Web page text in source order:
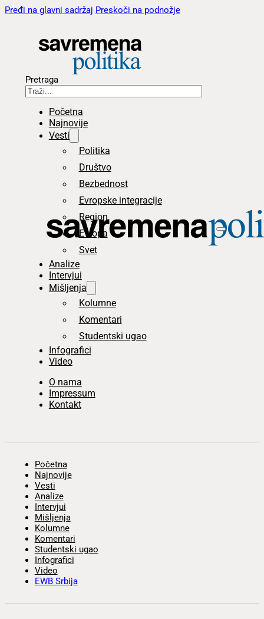
Pređi na glavni sadržaj Preskoči na podnožje
Pretraga
Početna
Najnovije
Vesti
Politika
Društvo
Bezbednost
Evropske integracije
Region
Evropa
Svet
Analize
Intervjui
Mišljenja
Kolumne
Komentari
Studentski ugao
Infografici
Video
O nama
Impressum
Kontakt
Početna
Najnovije
Vesti
Analize
Intervjui
Mišljenja
Kolumne
Komentari
Studentski ugao
Infografici
Video
EWB Srbija